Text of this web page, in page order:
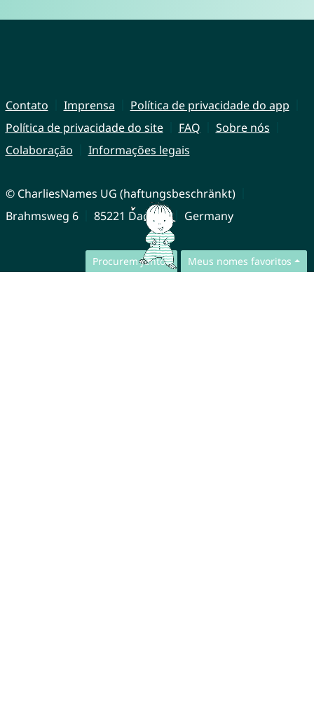
Procurem juntos Meus nomes favoritos
Contato Imprensa
Política de privacidade do app
Política de privacidade do site
FAQ
Sobre nós
Colaboração
Informações legais
© CharliesNames UG (haftungsbeschränkt)
Brahmsweg 6
85221 Dachau Germany